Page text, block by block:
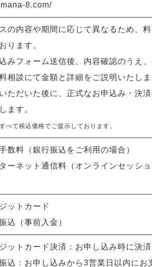
8.com/
の内容や期間に応じて異なるため、
ります。
みフォーム送信後、内容確認のうえ
相談にて金額と詳細をご説明いたしま
ただいた後に、正式なお申込み・決
ます。
べて税込価格でご提示しております。
数料（銀行振込をご利用の場合）
ターネット通信料（オンラインセッシ
ットカード
込（事前入金）
ジットカード決済：お申し込み時に決済
振込：お申し込みから3営業日以内にお